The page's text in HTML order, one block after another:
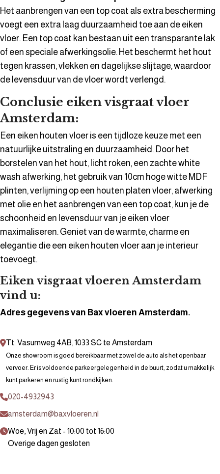
Het aanbrengen van een top coat als extra bescherming
voegt een extra laag duurzaamheid toe aan de eiken
vloer. Een top coat kan bestaan uit een transparante lak
of een speciale afwerkingsolie. Het beschermt het hout
tegen krassen, vlekken en dagelijkse slijtage, waardoor
de levensduur van de vloer wordt verlengd.
Conclusie eiken visgraat vloer
Amsterdam:
Een eiken houten vloer is een tijdloze keuze met een
natuurlijke uitstraling en duurzaamheid. Door het
borstelen van het hout, licht roken, een zachte white
wash afwerking, het gebruik van 10cm hoge witte MDF
plinten, verlijming op een houten platen vloer, afwerking
met olie en het aanbrengen van een top coat, kun je de
schoonheid en levensduur van je eiken vloer
maximaliseren. Geniet van de warmte, charme en
elegantie die een eiken houten vloer aan je interieur
toevoegt.
Eiken visgraat vloeren Amsterdam
vind u:
Adres gegevens van Bax vloeren Amsterdam.
Tt. Vasumweg 4AB, 1033 SC te Amsterdam
Onze showroom is goed bereikbaar met zowel de auto als het openbaar
vervoer. Er is voldoende parkeergelegenheid in de buurt, zodat u makkelijk
kunt parkeren en rustig kunt rondkijken.
020-4932943
amsterdam@baxvloeren.nl
Woe, Vrij en Zat - 10:00 tot 16:00
Overige dagen gesloten